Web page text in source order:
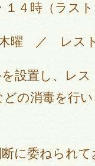
時（ラスト
曜 ／ レス
設置し、レ
の消毒を行
に委ねられ